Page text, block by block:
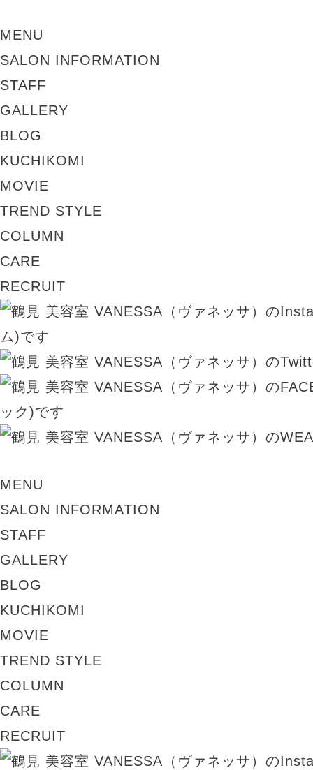
MENU
SALON INFORMATION
STAFF
GALLERY
BLOG
KUCHIKOMI
MOVIE
TREND STYLE
COLUMN
CARE
RECRUIT
MENU
SALON INFORMATION
STAFF
GALLERY
BLOG
KUCHIKOMI
MOVIE
TREND STYLE
COLUMN
CARE
RECRUIT